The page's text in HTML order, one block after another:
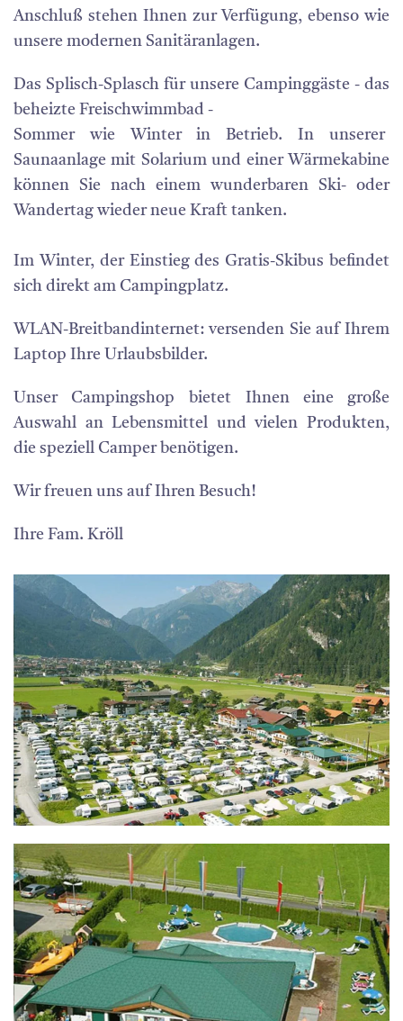
Anschluß stehen Ihnen zur Verfügung, ebenso wie
unsere modernen Sanitäranlagen.
Das Splisch-Splasch für unsere Campinggäste - das
beheizte Freischwimmbad -
Sommer wie Winter in Betrieb. In unserer
Saunaanlage mit Solarium und einer Wärmekabine
können Sie nach einem wunderbaren Ski- oder
Wandertag wieder neue Kraft tanken.
Im Winter, der Einstieg des Gratis-Skibus befindet
sich direkt am Campingplatz.
WLAN-Breitbandinternet: versenden Sie auf Ihrem
Laptop Ihre Urlaubsbilder.
Unser Campingshop
bietet Ihnen eine große
Auswahl an Lebensmittel und vielen Produkten,
die speziell Camper benötigen.
Wir freuen uns auf Ihren Besuch!
Ihre Fam. Kröll